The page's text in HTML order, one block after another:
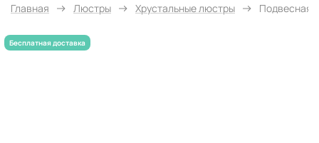
Главная Люстры Хрустальные люстры Подвесная